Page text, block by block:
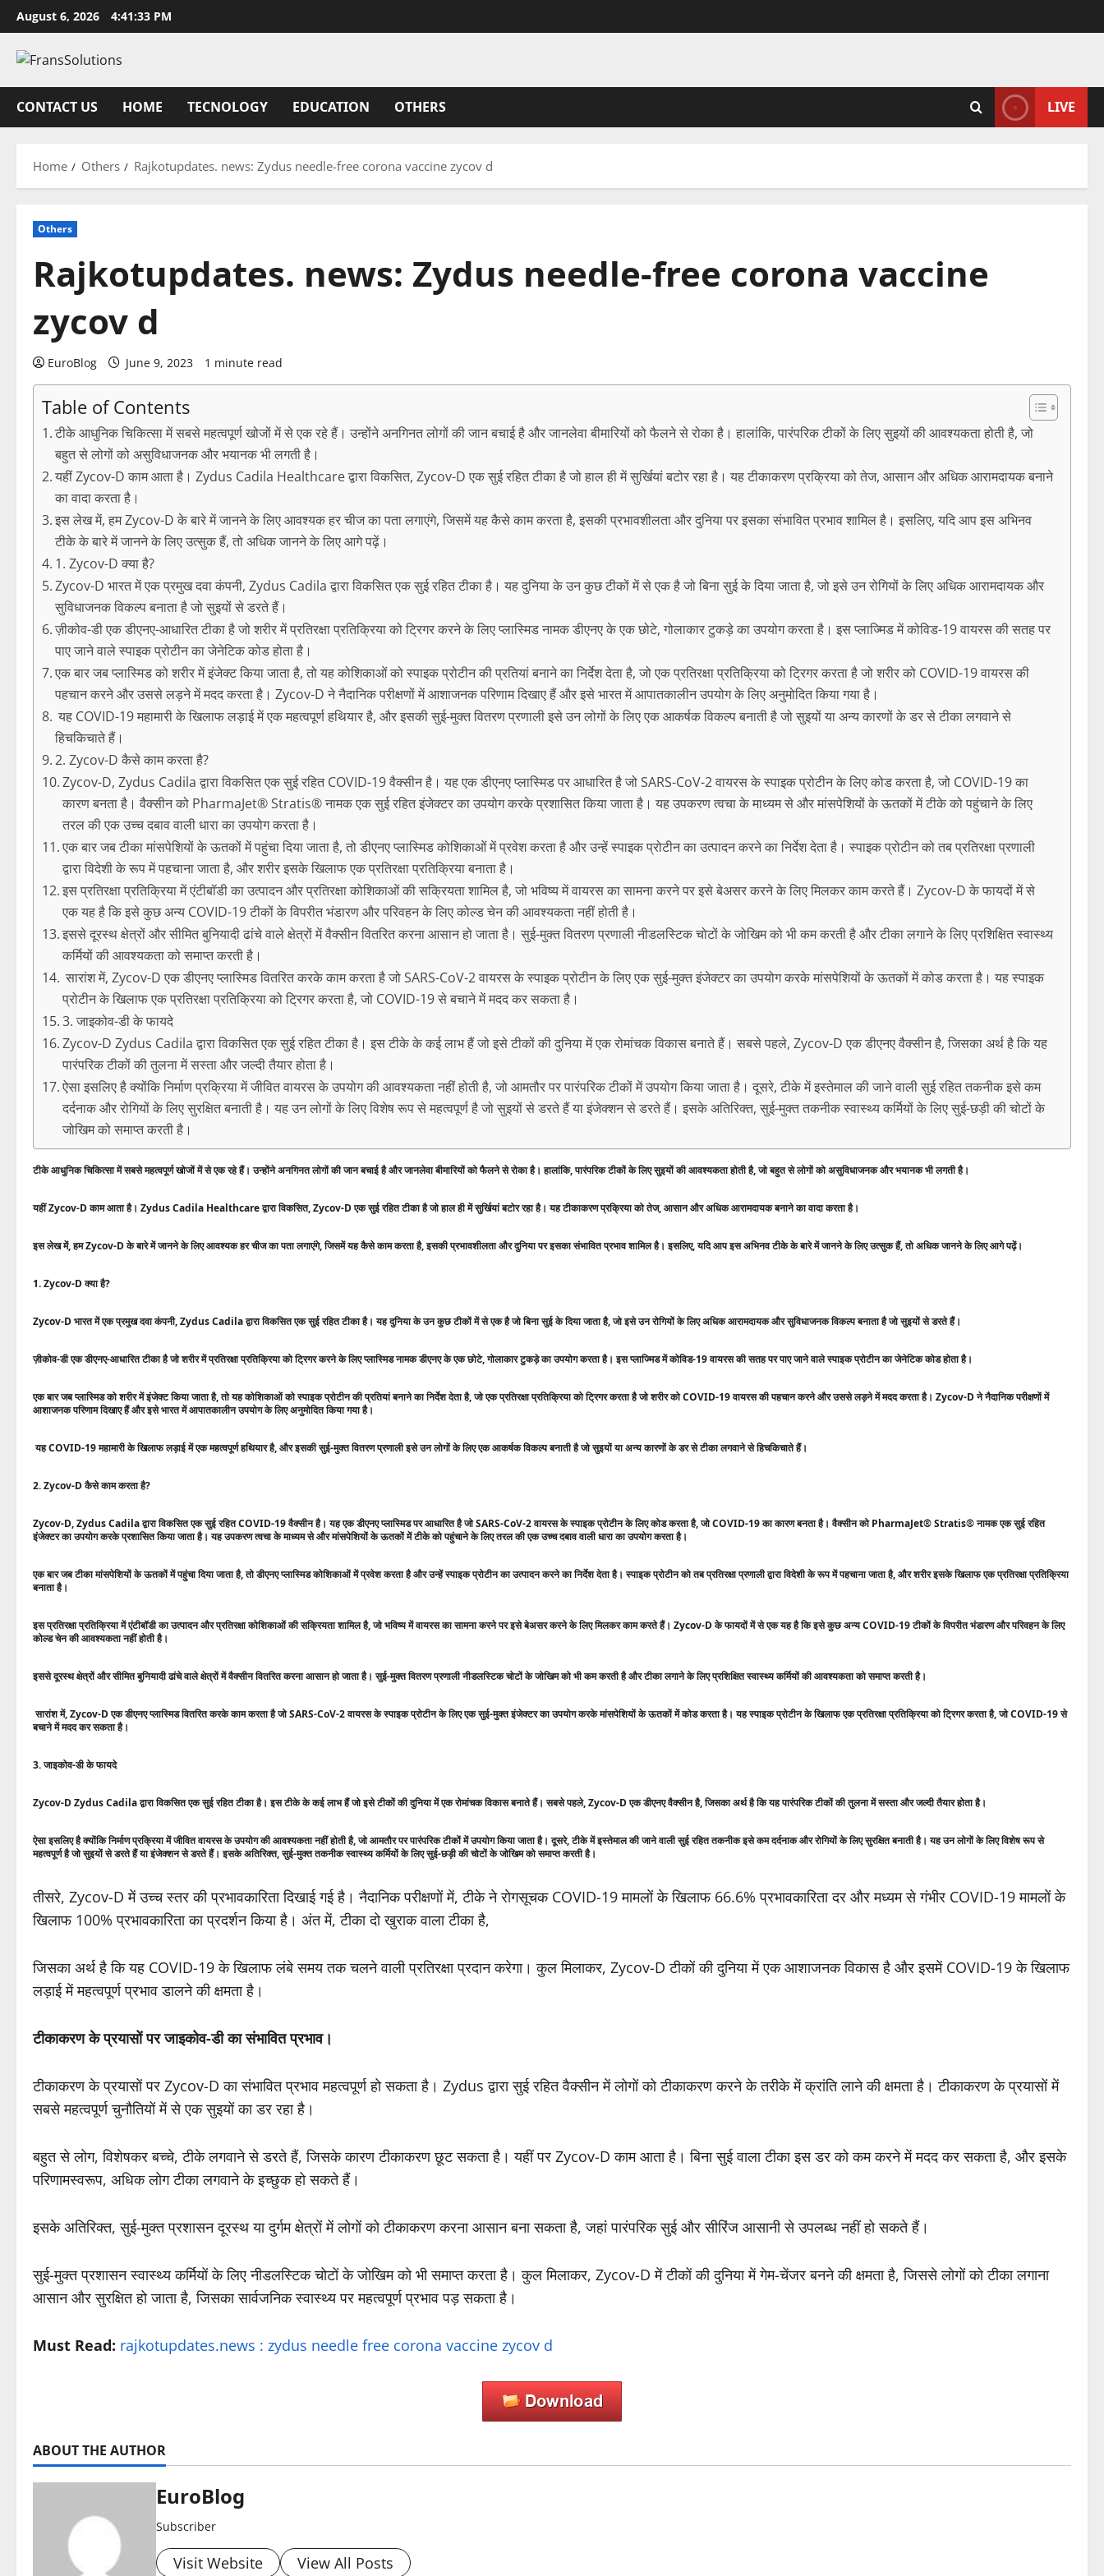
Skip
to
content
August 6, 2026 4:41:34 PM
CONTACT US HOME TECNOLOGY EDUCATION OTHERS LIVE
Home Others Rajkotupdates. news: Zydus needle-free corona vaccine zycov d
Others
Rajkotupdates. news: Zydus needle-free corona vaccine
zycov d
EuroBlog June 9, 2023 1 minute read
Table of Contents
टीके आधुनिक चिकित्सा में सबसे महत्वपूर्ण खोजों में से एक रहे हैं। उन्होंने अनगिनत लोगों की जान बचाई है और जानलेवा बीमारियों को फैलने से रोका है। हालांकि, पारंपरिक टीकों के लिए सुइयों की आवश्यकता होती है, जो
बहुत से लोगों को असुविधाजनक और भयानक भी लगती है।
यहीं Zycov-D काम आता है। Zydus Cadila Healthcare द्वारा विकसित, Zycov-D एक सुई रहित टीका है जो हाल ही में सुर्खियां बटोर रहा है। यह टीकाकरण प्रक्रिया को तेज, आसान और अधिक आरामदायक बनाने
का वादा करता है।
इस लेख में, हम Zycov-D के बारे में जानने के लिए आवश्यक हर चीज का पता लगाएंगे, जिसमें यह कैसे काम करता है, इसकी प्रभावशीलता और दुनिया पर इसका संभावित प्रभाव शामिल है। इसलिए, यदि आप इस अभिनव
टीके के बारे में जानने के लिए उत्सुक हैं, तो अधिक जानने के लिए आगे पढ़ें।
1. Zycov-D क्या है?
Zycov-D भारत में एक प्रमुख दवा कंपनी, Zydus Cadila द्वारा विकसित एक सुई रहित टीका है। यह दुनिया के उन कुछ टीकों में से एक है जो बिना सुई के दिया जाता है, जो इसे उन रोगियों के लिए अधिक आरामदायक और
सुविधाजनक विकल्प बनाता है जो सुइयों से डरते हैं।
ज़ीकोव-डी एक डीएनए-आधारित टीका है जो शरीर में प्रतिरक्षा प्रतिक्रिया को ट्रिगर करने के लिए प्लास्मिड नामक डीएनए के एक छोटे, गोलाकार टुकड़े का उपयोग करता है। इस प्लाज्मिड में कोविड-19 वायरस की सतह पर
पाए जाने वाले स्पाइक प्रोटीन का जेनेटिक कोड होता है।
एक बार जब प्लास्मिड को शरीर में इंजेक्ट किया जाता है, तो यह कोशिकाओं को स्पाइक प्रोटीन की प्रतियां बनाने का निर्देश देता है, जो एक प्रतिरक्षा प्रतिक्रिया को ट्रिगर करता है जो शरीर को COVID-19 वायरस की
पहचान करने और उससे लड़ने में मदद करता है। Zycov-D ने नैदानिक ​​परीक्षणों में आशाजनक परिणाम दिखाए हैं और इसे भारत में आपातकालीन उपयोग के लिए अनुमोदित किया गया है।
यह COVID-19 महामारी के खिलाफ लड़ाई में एक महत्वपूर्ण हथियार है, और इसकी सुई-मुक्त वितरण प्रणाली इसे उन लोगों के लिए एक आकर्षक विकल्प बनाती है जो सुइयों या अन्य कारणों के डर से टीका लगवाने से
हिचकिचाते हैं।
2. Zycov-D कैसे काम करता है?
Zycov-D, Zydus Cadila द्वारा विकसित एक सुई रहित COVID-19 वैक्सीन है। यह एक डीएनए प्लास्मिड पर आधारित है जो SARS-CoV-2 वायरस के स्पाइक प्रोटीन के लिए कोड करता है, जो COVID-19 का
कारण बनता है। वैक्सीन को PharmaJet® Stratis® नामक एक सुई रहित इंजेक्टर का उपयोग करके प्रशासित किया जाता है। यह उपकरण त्वचा के माध्यम से और मांसपेशियों के ऊतकों में टीके को पहुंचाने के लिए
तरल की एक उच्च दबाव वाली धारा का उपयोग करता है।
एक बार जब टीका मांसपेशियों के ऊतकों में पहुंचा दिया जाता है, तो डीएनए प्लास्मिड कोशिकाओं में प्रवेश करता है और उन्हें स्पाइक प्रोटीन का उत्पादन करने का निर्देश देता है। स्पाइक प्रोटीन को तब प्रतिरक्षा प्रणाली
द्वारा विदेशी के रूप में पहचाना जाता है, और शरीर इसके खिलाफ एक प्रतिरक्षा प्रतिक्रिया बनाता है।
इस प्रतिरक्षा प्रतिक्रिया में एंटीबॉडी का उत्पादन और प्रतिरक्षा कोशिकाओं की सक्रियता शामिल है, जो भविष्य में वायरस का सामना करने पर इसे बेअसर करने के लिए मिलकर काम करते हैं। Zycov-D के फायदों में से
एक यह है कि इसे कुछ अन्य COVID-19 टीकों के विपरीत भंडारण और परिवहन के लिए कोल्ड चेन की आवश्यकता नहीं होती है।
इससे दूरस्थ क्षेत्रों और सीमित बुनियादी ढांचे वाले क्षेत्रों में वैक्सीन वितरित करना आसान हो जाता है। सुई-मुक्त वितरण प्रणाली नीडलस्टिक चोटों के जोखिम को भी कम करती है और टीका लगाने के लिए प्रशिक्षित स्वास्थ्य
कर्मियों की आवश्यकता को समाप्त करती है।
सारांश में, Zycov-D एक डीएनए प्लास्मिड वितरित करके काम करता है जो SARS-CoV-2 वायरस के स्पाइक प्रोटीन के लिए एक सुई-मुक्त इंजेक्टर का उपयोग करके मांसपेशियों के ऊतकों में कोड करता है। यह स्पाइक
प्रोटीन के खिलाफ एक प्रतिरक्षा प्रतिक्रिया को ट्रिगर करता है, जो COVID-19 से बचाने में मदद कर सकता है।
3. जाइकोव-डी के फायदे
Zycov-D Zydus Cadila द्वारा विकसित एक सुई रहित टीका है। इस टीके के कई लाभ हैं जो इसे टीकों की दुनिया में एक रोमांचक विकास बनाते हैं। सबसे पहले, Zycov-D एक डीएनए वैक्सीन है, जिसका अर्थ है कि यह
पारंपरिक टीकों की तुलना में सस्ता और जल्दी तैयार होता है।
ऐसा इसलिए है क्योंकि निर्माण प्रक्रिया में जीवित वायरस के उपयोग की आवश्यकता नहीं होती है, जो आमतौर पर पारंपरिक टीकों में उपयोग किया जाता है। दूसरे, टीके में इस्तेमाल की जाने वाली सुई रहित तकनीक इसे कम
दर्दनाक और रोगियों के लिए सुरक्षित बनाती है। यह उन लोगों के लिए विशेष रूप से महत्वपूर्ण है जो सुइयों से डरते हैं या इंजेक्शन से डरते हैं। इसके अतिरिक्त, सुई-मुक्त तकनीक स्वास्थ्य कर्मियों के लिए सुई-छड़ी की चोटों के
जोखिम को समाप्त करती है।
टीके आधुनिक चिकित्सा में सबसे महत्वपूर्ण खोजों में से एक रहे हैं। उन्होंने अनगिनत लोगों की जान बचाई है और जानलेवा बीमारियों को फैलने से रोका है। हालांकि, पारंपरिक टीकों के लिए सुइयों की आवश्यकता होती है, जो बहुत से लोगों को असुविधाजनक और भयानक भी लगती है।
यहीं Zycov-D काम आता है। Zydus Cadila Healthcare द्वारा विकसित, Zycov-D एक सुई रहित टीका है जो हाल ही में सुर्खियां बटोर रहा है। यह टीकाकरण प्रक्रिया को तेज, आसान और अधिक आरामदायक बनाने का वादा करता है।
इस लेख में, हम Zycov-D के बारे में जानने के लिए आवश्यक हर चीज का पता लगाएंगे, जिसमें यह कैसे काम करता है, इसकी प्रभावशीलता और दुनिया पर इसका संभावित प्रभाव शामिल है। इसलिए, यदि आप इस अभिनव टीके के बारे में जानने के लिए उत्सुक हैं, तो अधिक जानने के लिए आगे पढ़ें।
1. Zycov-D क्या है?
Zycov-D भारत में एक प्रमुख दवा कंपनी, Zydus Cadila द्वारा विकसित एक सुई रहित टीका है। यह दुनिया के उन कुछ टीकों में से एक है जो बिना सुई के दिया जाता है, जो इसे उन रोगियों के लिए अधिक आरामदायक और सुविधाजनक विकल्प बनाता है जो सुइयों से डरते हैं।
ज़ीकोव-डी एक डीएनए-आधारित टीका है जो शरीर में प्रतिरक्षा प्रतिक्रिया को ट्रिगर करने के लिए प्लास्मिड नामक डीएनए के एक छोटे, गोलाकार टुकड़े का उपयोग करता है। इस प्लाज्मिड में कोविड-19 वायरस की सतह पर पाए जाने वाले स्पाइक प्रोटीन का जेनेटिक कोड होता है।
एक बार जब प्लास्मिड को शरीर में इंजेक्ट किया जाता है, तो यह कोशिकाओं को स्पाइक प्रोटीन की प्रतियां बनाने का निर्देश देता है, जो एक प्रतिरक्षा प्रतिक्रिया को ट्रिगर करता है जो शरीर को COVID-19 वायरस की पहचान करने और उससे लड़ने में मदद करता है। Zycov-D ने नैदानिक ​​परीक्षणों में
आशाजनक परिणाम दिखाए हैं और इसे भारत में आपातकालीन उपयोग के लिए अनुमोदित किया गया है।
यह COVID-19 महामारी के खिलाफ लड़ाई में एक महत्वपूर्ण हथियार है, और इसकी सुई-मुक्त वितरण प्रणाली इसे उन लोगों के लिए एक आकर्षक विकल्प बनाती है जो सुइयों या अन्य कारणों के डर से टीका लगवाने से हिचकिचाते हैं।
2. Zycov-D कैसे काम करता है?
Zycov-D, Zydus Cadila द्वारा विकसित एक सुई रहित COVID-19 वैक्सीन है। यह एक डीएनए प्लास्मिड पर आधारित है जो SARS-CoV-2 वायरस के स्पाइक प्रोटीन के लिए कोड करता है, जो COVID-19 का कारण बनता है। वैक्सीन को PharmaJet® Stratis® नामक एक सुई रहित
इंजेक्टर का उपयोग करके प्रशासित किया जाता है। यह उपकरण त्वचा के माध्यम से और मांसपेशियों के ऊतकों में टीके को पहुंचाने के लिए तरल की एक उच्च दबाव वाली धारा का उपयोग करता है।
एक बार जब टीका मांसपेशियों के ऊतकों में पहुंचा दिया जाता है, तो डीएनए प्लास्मिड कोशिकाओं में प्रवेश करता है और उन्हें स्पाइक प्रोटीन का उत्पादन करने का निर्देश देता है। स्पाइक प्रोटीन को तब प्रतिरक्षा प्रणाली द्वारा विदेशी के रूप में पहचाना जाता है, और शरीर इसके खिलाफ एक प्रतिरक्षा प्रतिक्रिया
बनाता है।
इस प्रतिरक्षा प्रतिक्रिया में एंटीबॉडी का उत्पादन और प्रतिरक्षा कोशिकाओं की सक्रियता शामिल है, जो भविष्य में वायरस का सामना करने पर इसे बेअसर करने के लिए मिलकर काम करते हैं। Zycov-D के फायदों में से एक यह है कि इसे कुछ अन्य COVID-19 टीकों के विपरीत भंडारण और परिवहन के लिए
कोल्ड चेन की आवश्यकता नहीं होती है।
इससे दूरस्थ क्षेत्रों और सीमित बुनियादी ढांचे वाले क्षेत्रों में वैक्सीन वितरित करना आसान हो जाता है। सुई-मुक्त वितरण प्रणाली नीडलस्टिक चोटों के जोखिम को भी कम करती है और टीका लगाने के लिए प्रशिक्षित स्वास्थ्य कर्मियों की आवश्यकता को समाप्त करती है।
सारांश में, Zycov-D एक डीएनए प्लास्मिड वितरित करके काम करता है जो SARS-CoV-2 वायरस के स्पाइक प्रोटीन के लिए एक सुई-मुक्त इंजेक्टर का उपयोग करके मांसपेशियों के ऊतकों में कोड करता है। यह स्पाइक प्रोटीन के खिलाफ एक प्रतिरक्षा प्रतिक्रिया को ट्रिगर करता है, जो COVID-19 से
बचाने में मदद कर सकता है।
3. जाइकोव-डी के फायदे
Zycov-D Zydus Cadila द्वारा विकसित एक सुई रहित टीका है। इस टीके के कई लाभ हैं जो इसे टीकों की दुनिया में एक रोमांचक विकास बनाते हैं। सबसे पहले, Zycov-D एक डीएनए वैक्सीन है, जिसका अर्थ है कि यह पारंपरिक टीकों की तुलना में सस्ता और जल्दी तैयार होता है।
ऐसा इसलिए है क्योंकि निर्माण प्रक्रिया में जीवित वायरस के उपयोग की आवश्यकता नहीं होती है, जो आमतौर पर पारंपरिक टीकों में उपयोग किया जाता है। दूसरे, टीके में इस्तेमाल की जाने वाली सुई रहित तकनीक इसे कम दर्दनाक और रोगियों के लिए सुरक्षित बनाती है। यह उन लोगों के लिए विशेष रूप से
महत्वपूर्ण है जो सुइयों से डरते हैं या इंजेक्शन से डरते हैं। इसके अतिरिक्त, सुई-मुक्त तकनीक स्वास्थ्य कर्मियों के लिए सुई-छड़ी की चोटों के जोखिम को समाप्त करती है।
तीसरे, Zycov-D में उच्च स्तर की प्रभावकारिता दिखाई गई है। नैदानिक ​​परीक्षणों में, टीके ने रोगसूचक COVID-19 मामलों के खिलाफ 66.6% प्रभावकारिता दर और मध्यम से गंभीर COVID-19 मामलों के
खिलाफ 100% प्रभावकारिता का प्रदर्शन किया है। अंत में, टीका दो खुराक वाला टीका है,
जिसका अर्थ है कि यह COVID-19 के खिलाफ लंबे समय तक चलने वाली प्रतिरक्षा प्रदान करेगा। कुल मिलाकर, Zycov-D टीकों की दुनिया में एक आशाजनक विकास है और इसमें COVID-19 के खिलाफ
लड़ाई में महत्वपूर्ण प्रभाव डालने की क्षमता है।
टीकाकरण के प्रयासों पर जाइकोव-डी का संभावित प्रभाव।
टीकाकरण के प्रयासों पर Zycov-D का संभावित प्रभाव महत्वपूर्ण हो सकता है। Zydus द्वारा सुई रहित वैक्सीन में लोगों को टीकाकरण करने के तरीके में क्रांति लाने की क्षमता है। टीकाकरण के प्रयासों में
सबसे महत्वपूर्ण चुनौतियों में से एक सुइयों का डर रहा है।
बहुत से लोग, विशेषकर बच्चे, टीके लगवाने से डरते हैं, जिसके कारण टीकाकरण छूट सकता है। यहीं पर Zycov-D काम आता है। बिना सुई वाला टीका इस डर को कम करने में मदद कर सकता है, और इसके
परिणामस्वरूप, अधिक लोग टीका लगवाने के इच्छुक हो सकते हैं।
इसके अतिरिक्त, सुई-मुक्त प्रशासन दूरस्थ या दुर्गम क्षेत्रों में लोगों को टीकाकरण करना आसान बना सकता है, जहां पारंपरिक सुई और सीरिंज आसानी से उपलब्ध नहीं हो सकते हैं।
सुई-मुक्त प्रशासन स्वास्थ्य कर्मियों के लिए नीडलस्टिक चोटों के जोखिम को भी समाप्त करता है। कुल मिलाकर, Zycov-D में टीकों की दुनिया में गेम-चेंजर बनने की क्षमता है, जिससे लोगों को टीका लगाना
आसान और सुरक्षित हो जाता है, जिसका सार्वजनिक स्वास्थ्य पर महत्वपूर्ण प्रभाव पड़ सकता है।
Must Read: rajkotupdates.news : zydus needle free corona vaccine zycov d
ABOUT THE AUTHOR
EuroBlog
Subscriber
Visit Website View All Posts